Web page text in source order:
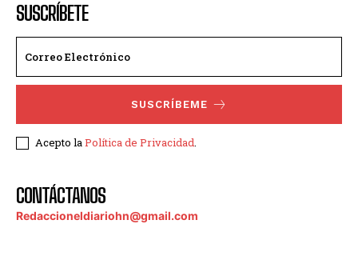
SUSCRÍBETE
SUSCRÍBEME
Acepto laPolítica de Privacidad.
CONTÁCTANOS
Redaccioneldiariohn@gmail.com